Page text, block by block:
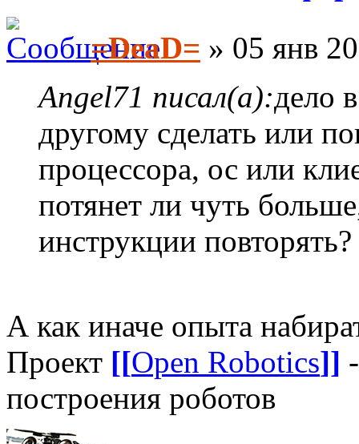
=DeaD= » 05 янв
Angel71 писал(а):дело
другому сделать или
процессора, ос или
потянет ли чуть
инструкции повторять?
А как иначе опыта
Проект [[Open Robotics]]
построения роботов